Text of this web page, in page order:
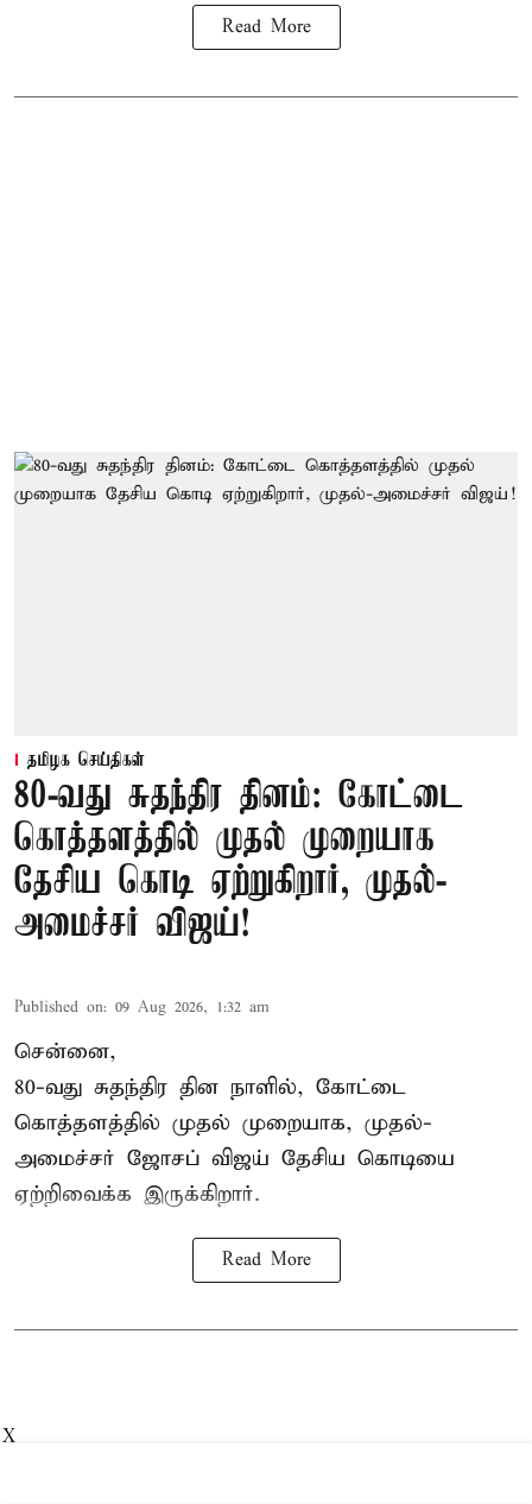
Read More
தமிழக செய்திகள்
80-வது சுதந்திர தினம்: கோட்டை
கொத்தளத்தில் முதல் முறையாக
தேசிய கொடி ஏற்றுகிறார், முதல்-
அமைச்சர் விஜய்!
Published on: 09 Aug 2026, 1:32 am
சென்னை,
80-வது சுதந்திர தின நாளில், கோட்டை
கொத்தளத்தில் முதல் முறையாக, முதல்-
அமைச்சர் ஜோசப் விஜய் தேசிய கொடியை
ஏற்றிவைக்க இருக்கிறார்.
Read More
X